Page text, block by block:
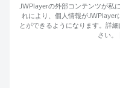
JWPlayerの外部コンテンツが私
れにより、個人情報がJWPlayer
とができるようになります。詳細
さい。